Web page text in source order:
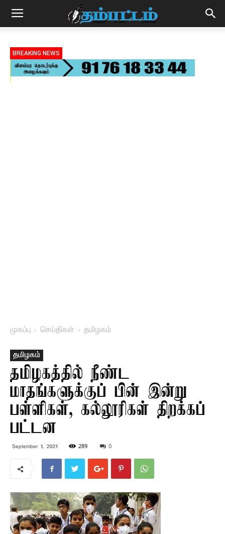
BREAKING NEWS
முகப்பு செய்திகள் தமிழகம்
தமிழகம்
தமிழகத்தில் நீண்ட
மாதங்களுக்குப் பின் இன்று
பள்ளிகள், கல்லூரிகள் திறக்கப்
பட்டன
September 1, 2021 289 0